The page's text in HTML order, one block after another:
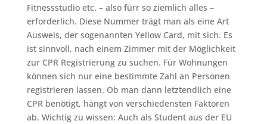
Fitnessstudio etc. – also fürr so ziemlich alles –
erforderlich. Diese Nummer trägt man als eine Art
Ausweis, der sogenannten Yellow Card, mit sich. Es
ist sinnvoll, nach einem Zimmer mit der Möglichkeit
zur CPR Registrierung zu suchen. Für Wohnungen
können sich nur eine bestimmte Zahl an Personen
registrieren lassen. Ob man dann letztendlich eine
CPR benötigt, hängt von verschiedensten Faktoren
ab. Wichtig zu wissen: Auch als Student aus der EU